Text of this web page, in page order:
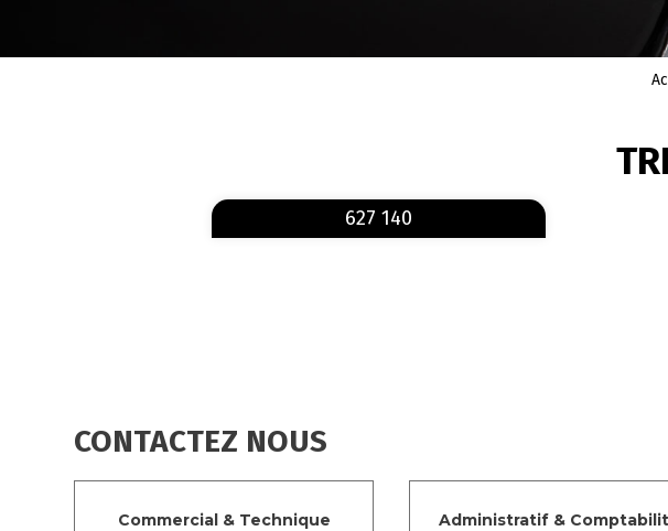
627 140
CONTACTEZ NOUS
Commercial & Technique Administratif &